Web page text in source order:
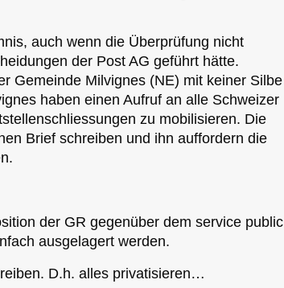
auch wenn die Überprüfung nicht
der Post AG geführt hätte.
Gemeinde Milvignes (NE) mit keiner Silbe
haben einen Aufruf an alle Schweizer
zu mobilisieren. Die
Brief schreiben und ihn auffordern die
der GR gegenüber dem service public
ausgelagert werden.
D.h. alles privatisieren…